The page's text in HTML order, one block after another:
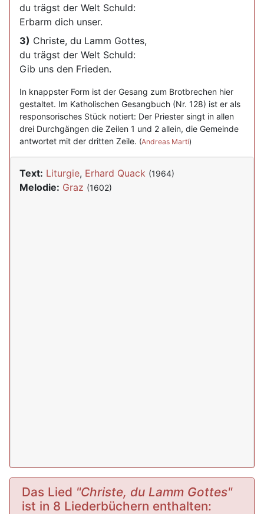
du trägst der Welt Schuld:
Erbarm dich unser.
3) Christe, du Lamm Gottes,
du trägst der Welt Schuld:
Gib uns den Frieden.
In knappster Form ist der Gesang zum Brotbrechen hier
gestaltet. Im Katholischen Gesangbuch (Nr. 128) ist er als
responsorisches Stück notiert: Der Priester singt in allen
drei Durchgängen die Zeilen 1 und 2 allein, die Gemeinde
antwortet mit der dritten Zeile. (Andreas Marti)
Text: Liturgie, Erhard Quack (1964)
Melodie: Graz (1602)
Das Lied "Christe, du Lamm Gottes"
ist in 8 Liederbüchern enthalten: